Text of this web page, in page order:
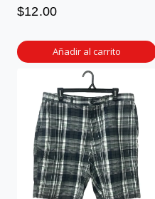
$12.00
Añadir al carrito